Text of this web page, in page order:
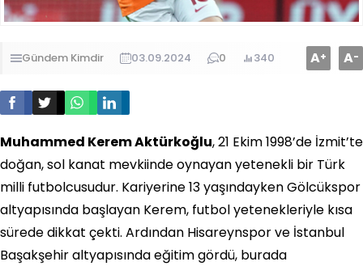
Gündem Kimdir 03.09.2024 0 340 A+ A-
Muhammed Kerem Aktürkoğlu, 21 Ekim 1998’de İzmit’te
doğan, sol kanat mevkiinde oynayan yetenekli bir Türk
milli futbolcusudur. Kariyerine 13 yaşındayken Gölcükspor
altyapısında başlayan Kerem, futbol yetenekleriyle kısa
sürede dikkat çekti. Ardından Hisareynspor ve İstanbul
Başakşehir altyapısında eğitim gördü, burada